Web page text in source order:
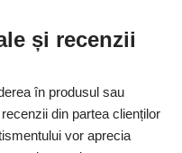
și recenzii
în produsul sau
din partea clienților
vor aprecia